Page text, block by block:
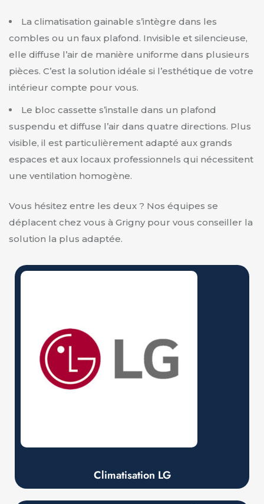
La climatisation gainable s’intègre dans les
combles ou un faux plafond. Invisible et silencieuse,
elle diffuse l’air de manière uniforme dans plusieurs
pièces. C’est la solution idéale si l’esthétique de votre
intérieur compte pour vous.
Le bloc cassette s’installe dans un plafond
suspendu et diffuse l’air dans quatre directions. Plus
visible, il est particulièrement adapté aux grands
espaces et aux locaux professionnels qui nécessitent
une ventilation homogène.
Vous hésitez entre les deux ? Nos équipes se
déplacent chez vous à Grigny pour vous conseiller la
solution la plus adaptée.
Climatisation LG